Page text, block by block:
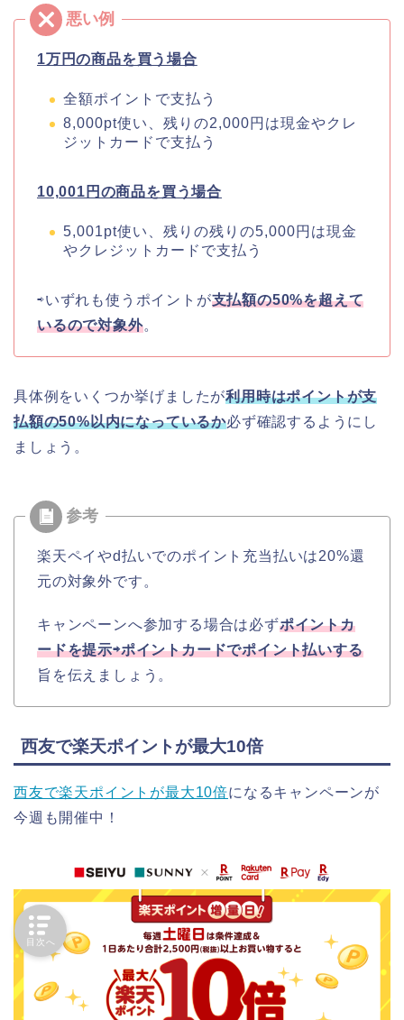
1万円の商品を買う場合
全額ポイントで支払う
8,000pt使い、残りの2,000円は現金やクレ
ジットカードで支払う
10,001円の商品を買う場合
5,001pt使い、残りの残りの5,000円は現金
やクレジットカードで支払う
⇨いずれも使うポイントが支払額の50%を超えて
いるので対象外。
具体例をいくつか挙げましたが利用時はポイントが支
払額の50%以内になっているか必ず確認するようにし
ましょう。
楽天ペイやd払いでのポイント充当払いは20%還
元の対象外です。
キャンペーンへ参加する場合は必ずポイントカ
ードを提示⇨ポイントカードでポイント払いする
旨を伝えましょう。
西友で楽天ポイントが最大10倍
西友で楽天ポイントが最大10倍になるキャンペーンが
今週も開催中！
目次へ